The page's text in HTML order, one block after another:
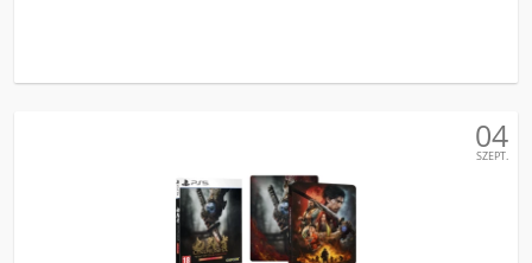
04
SZEPT.